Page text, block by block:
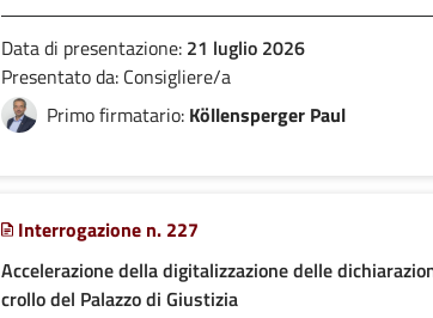
Data di presentazione: 21 luglio 2026
Presentato da: Consigliere/a
Primo firmatario: Köllensperger Paul
Interrogazione n. 227
Accelerazione della digitalizzazione delle
crollo del Palazzo di Giustizia